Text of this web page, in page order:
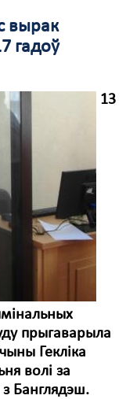
вырак
гадоў
13
прыгаварыла
Гекліка
волі за
Банглядэш.